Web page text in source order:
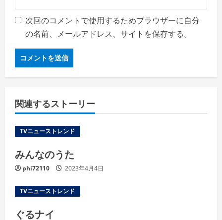
次回のコメントで使用するためブラウザーに自分
の名前、メールアドレス、サイトを保存する。
関連するストーリー
TVニューストレンド
みんなのうた
phi72110 2023年4月4日
TVニューストレンド
ぐるナイ